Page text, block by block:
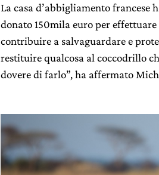
La casa d’abbigliamento francese
donato 150mila euro per
contribuire a salvaguardare e
restituire qualcosa al coccodrillo
dovere di farlo”, ha affermato